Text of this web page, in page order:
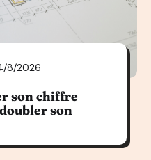
8/2026
son chiffre
son